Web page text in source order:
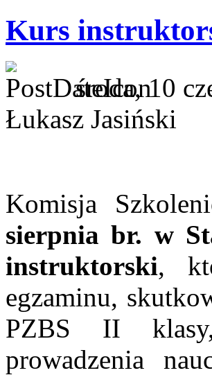
Kurs
środa, 10
Łukasz Jasiński
Komisja
sierpnia br. w
instruktorski,
egzaminu,
PZBS II klasy,
prowadzenia